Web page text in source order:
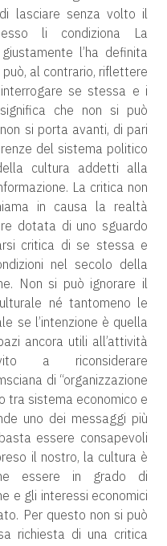
lasciare senza volto il
li condiziona La
l’ha definita
può, al contrario, riflettere
se stessa e i
che non si può
si porta avanti, di pari
del sistema politico
cultura addetti alla
La critica non
in causa la realtà
dotata di uno sguardo
critica di se stessa e
nel secolo della
Non si può ignorare il
né tantomeno le
se l’intenzione è quella
ancora utili all’attività
a riconsiderare
di “organizzazione
tra sistema economico e
uno dei messaggi più
essere consapevoli
il nostro, la cultura è
essere in grado di
e gli interessi economici
Per questo non si può
richiesta di una critica